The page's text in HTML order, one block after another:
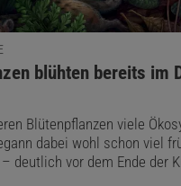
blühten bereits im
Blütenpflanzen viele
dabei wohl schon viel
deutlich vor dem Ende der